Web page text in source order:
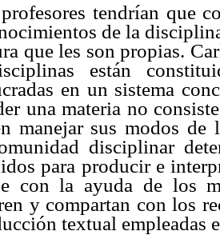
tendrían que
de la
que les son propias.
están
en un sistema
una materia no
manejar sus modos de
disciplinar
para producir e
con la ayuda de los
y compartan con los
textual empleadas